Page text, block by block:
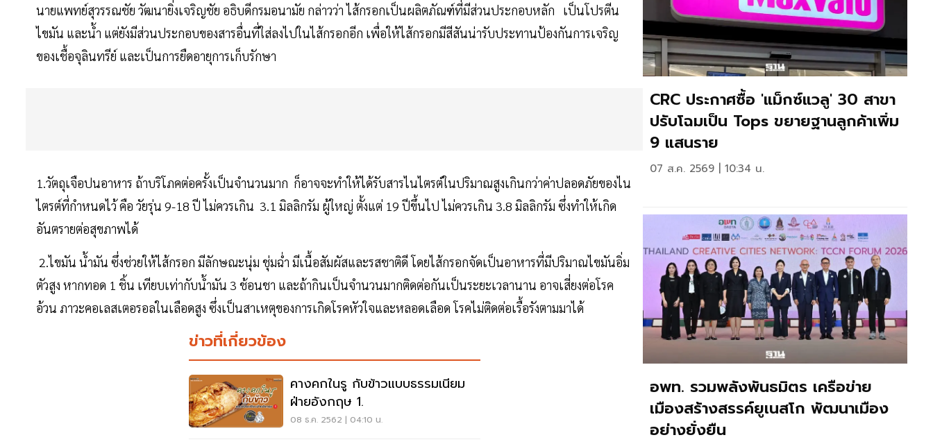
นายแพทย์สุวรรณชัย วัฒนายิ่งเจริญชัย อธิบดีกรมอนามัย กล่าวว่า ไส้กรอกเป็นผลิตภัณฑ์ที่มีส่วนประกอบหลัก เป็นโปรตีน
ไขมัน และน้ำ แต่ยังมีส่วนประกอบของสารอื่นที่ใส่ลงไปในไส้กรอกอีก เพื่อให้ไส้กรอกมีสีสันน่ารับประทานป้องกันการเจริญ
ของเชื้อจุลินทรีย์ และเป็นการยืดอายุการเก็บรักษา
1.วัตถุเจือปนอาหาร ถ้าบริโภคต่อครั้งเป็นจำนวนมาก ก็อาจจะทำให้ได้รับสารไนไตรต์ในปริมาณสูงเกินกว่าค่าปลอดภัยของไน
ไตรต์ที่กำหนดไว้ คือ วัยรุ่น 9-18 ปี ไม่ควรเกิน 3.1 มิลลิกรัม ผู้ใหญ่ ตั้งแต่ 19 ปีขึ้นไป ไม่ควรเกิน 3.8 มิลลิกรัม ซึ่งทำให้เกิด
อันตรายต่อสุขภาพได้
2.ไขมัน น้ำมัน ซึ่งช่วยให้ไส้กรอก มีลักษณะนุ่ม ชุ่มฉ่ำ มีเนื้อสัมผัสและรสชาติดี โดยไส้กรอกจัดเป็นอาหารที่มีปริมาณไขมันอิ่ม
ตัวสูง หากทอด 1 ชิ้น เทียบเท่ากับน้ำมัน 3 ช้อนชา และถ้ากินเป็นจำนวนมากติดต่อกันเป็นระยะเวลานาน อาจเสี่ยงต่อโรค
อ้วน ภาวะคอเลสเตอรอลในเลือดสูง ซึ่งเป็นสาเหตุของการเกิดโรคหัวใจและหลอดเลือด โรคไม่ติดต่อเรื้อรังตามมาได้
ข่าวที่เกี่ยวข้อง
คางคกในรู กับข้าวแบบธรรมเนียม
ฝ่ายอังกฤษ 1.
08 ธ.ค. 2562 | 04:10 น.
CRC ประกาศซื้อ 'แม็กซ์แวลู' 30 สาขา
ปรับโฉมเป็น Tops ขยายฐานลูกค้าเพิ่ม
9 แสนราย
07 ส.ค. 2569 | 10:34 น.
อพท. รวมพลังพันธมิตร เครือข่าย
เมืองสร้างสรรค์ยูเนสโก พัฒนาเมือง
อย่างยั่งยืน